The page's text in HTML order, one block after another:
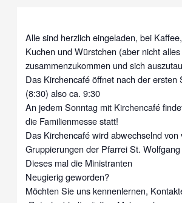
Alle sind herzlich eingeladen, bei
Kuchen und Würstchen (aber nicht
zusammenzukommen und sich
Das Kirchencafé öffnet nach der ersten
(8:30) also ca. 9:30
An jedem Sonntag mit Kirchencafé
die Familienmesse statt!
Das Kirchencafé wird abwechselnd von
Gruppierungen der Pfarrei St.
Dieses mal die Ministranten
Neugierig geworden?
Möchten Sie uns kennenlernen,